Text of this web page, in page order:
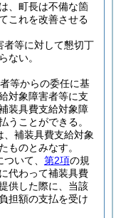
、町長は不備な箇
これを改善させる
者等に対して懇切丁
ない。
等からの委任に基
対象障害者等に支
装具費支給対象障
うことができる。
補装具費支給対象
ものとみなす。
いて、 第2項の規
代わって補装具費
供した際に、当該
担額の支払を受け